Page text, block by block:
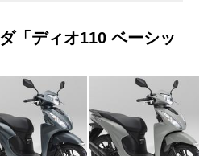
「ディオ110 ベーシッ